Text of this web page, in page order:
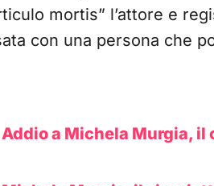
mortis” l’attore e
con una persona che
Addio a Michela Murgia, il